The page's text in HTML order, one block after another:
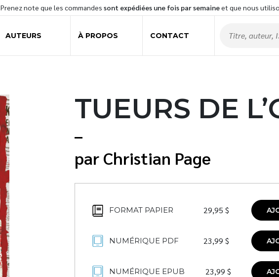
Prenez note que les commandes sont expédiées une fois par semaineet que nous
AUTEURS À PROPOS CONTACT
TUEURS DE
Christian Page
FORMAT PAPIER 29,95 $
NUMÉRIQUE PDF 23,99 $
NUMÉRIQUE EPUB 23,99 $